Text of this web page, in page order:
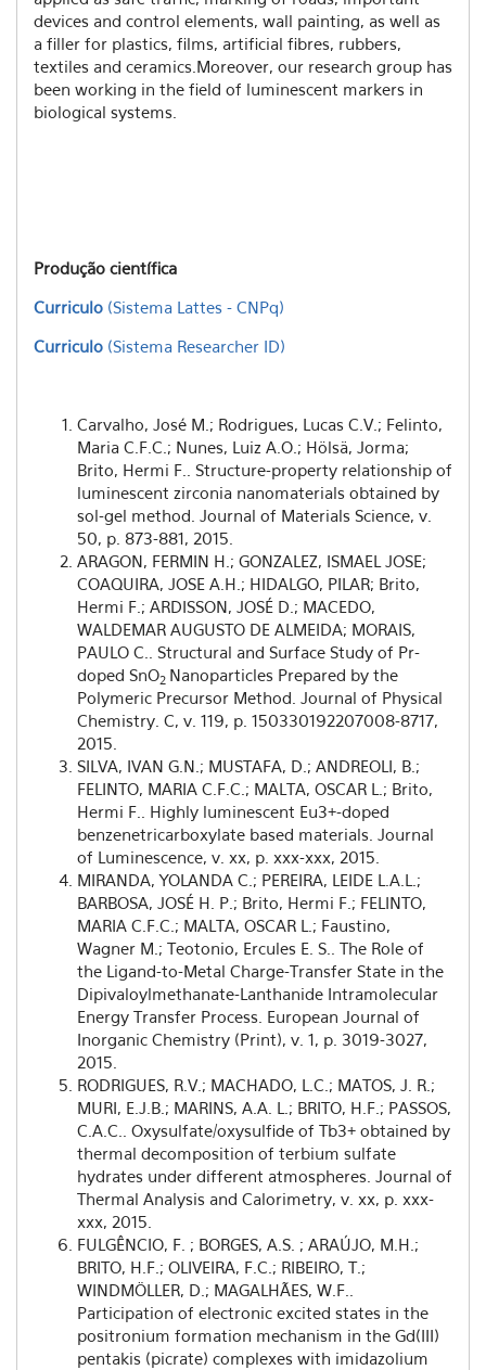
devices and control elements, wall painting, as well as
a filler for plastics, films, artificial fibres, rubbers,
textiles and ceramics.Moreover, our research group has
been working in the field of luminescent markers in
biological systems.
Produção científica
Curriculo (Sistema Lattes - CNPq)
Curriculo (Sistema Researcher ID)
Carvalho, José M.; Rodrigues, Lucas C.V.; Felinto,
Maria C.F.C.; Nunes, Luiz A.O.; Hölsä, Jorma;
Brito, Hermi F.. Structure-property relationship of
luminescent zirconia nanomaterials obtained by
sol-gel method. Journal of Materials Science, v.
50, p. 873-881, 2015.
ARAGON, FERMIN H.; GONZALEZ, ISMAEL JOSE;
COAQUIRA, JOSE A.H.; HIDALGO, PILAR; Brito,
Hermi F.; ARDISSON, JOSÉ D.; MACEDO,
WALDEMAR AUGUSTO DE ALMEIDA; MORAIS,
PAULO C.. Structural and Surface Study of Pr-
doped SnO2 Nanoparticles Prepared by the
Polymeric Precursor Method. Journal of Physical
Chemistry. C, v. 119, p. 150330192207008-8717,
2015.
SILVA, IVAN G.N.; MUSTAFA, D.; ANDREOLI, B.;
FELINTO, MARIA C.F.C.; MALTA, OSCAR L.; Brito,
Hermi F.. Highly luminescent Eu3+-doped
benzenetricarboxylate based materials. Journal
of Luminescence, v. xx, p. xxx-xxx, 2015.
MIRANDA, YOLANDA C.; PEREIRA, LEIDE L.A.L.;
BARBOSA, JOSÉ H. P.; Brito, Hermi F.; FELINTO,
MARIA C.F.C.; MALTA, OSCAR L.; Faustino,
Wagner M.; Teotonio, Ercules E. S.. The Role of
the Ligand-to-Metal Charge-Transfer State in the
Dipivaloylmethanate-Lanthanide Intramolecular
Energy Transfer Process. European Journal of
Inorganic Chemistry (Print), v. 1, p. 3019-3027,
2015.
RODRIGUES, R.V.; MACHADO, L.C.; MATOS, J. R.;
MURI, E.J.B.; MARINS, A.A. L.; BRITO, H.F.; PASSOS,
C.A.C.. Oxysulfate/oxysulfide of Tb3+ obtained by
thermal decomposition of terbium sulfate
hydrates under different atmospheres. Journal of
Thermal Analysis and Calorimetry, v. xx, p. xxx-
xxx, 2015.
FULGÊNCIO, F. ; BORGES, A.S. ; ARAÚJO, M.H.;
BRITO, H.F.; OLIVEIRA, F.C.; RIBEIRO, T.;
WINDMÖLLER, D.; MAGALHÃES, W.F..
Participation of electronic excited states in the
positronium formation mechanism in the Gd(III)
pentakis (picrate) complexes with imidazolium